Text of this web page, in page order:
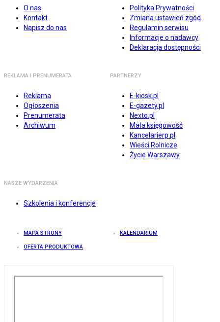
O nas
Kontakt
Napisz do nas
Polityka Prywatności
Zmiana ustawień zgód
Regulamin serwisu
Informacje o nadawcy
Deklaracja dostępności
REKLAMA I PRENUMERATA
Reklama
Ogłoszenia
Prenumerata
Archiwum
PARTNERZY
E-kiosk.pl
E-gazety.pl
Nexto.pl
Mała księgowość
Kancelarierp.pl
Wieści Rolnicze
Życie Warszawy
NASZE WYDARZENIA
Szkolenia i konferencje
MAPA STRONY KALENDARIUM
OFERTA PRODUKTOWA